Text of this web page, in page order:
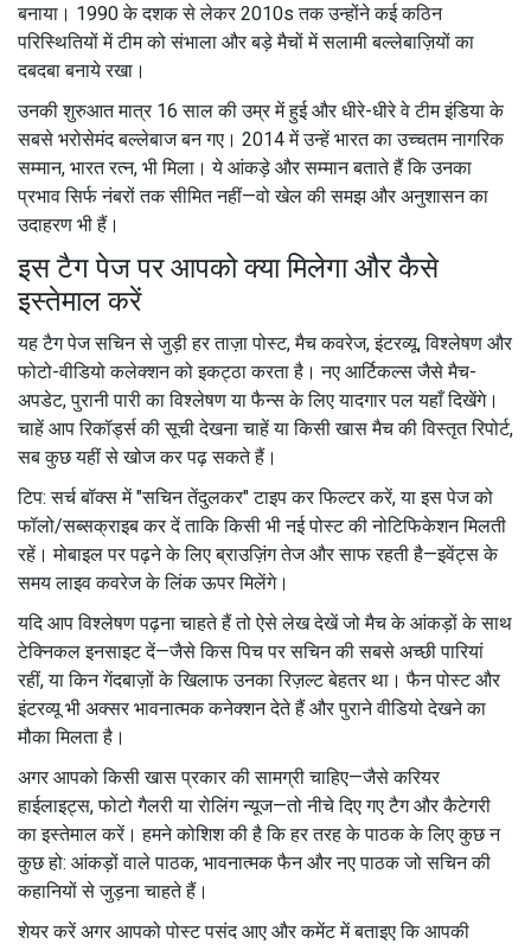
बनाया। 1990 के दशक से लेकर 2010s तक उन्होंने कई कठिन
परिस्थितियों में टीम को संभाला और बड़े मैचों में सलामी बल्लेबाज़ियों का
दबदबा बनाये रखा।
उनकी शुरुआत मात्र 16 साल की उम्र में हुई और धीरे-धीरे वे टीम इंडिया के
सबसे भरोसेमंद बल्लेबाज बन गए। 2014 में उन्हें भारत का उच्चतम नागरिक
सम्मान, भारत रत्न, भी मिला। ये आंकड़े और सम्मान बताते हैं कि उनका
प्रभाव सिर्फ नंबरों तक सीमित नहीं—वो खेल की समझ और अनुशासन का
उदाहरण भी हैं।
इस टैग पेज पर आपको क्या मिलेगा और कैसे
इस्तेमाल करें
यह टैग पेज सचिन से जुड़ी हर ताज़ा पोस्ट, मैच कवरेज, इंटरव्यू, विश्लेषण और
फोटो-वीडियो कलेक्शन को इकट्ठा करता है। नए आर्टिकल्स जैसे मैच-
अपडेट, पुरानी पारी का विश्लेषण या फैन्स के लिए यादगार पल यहाँ दिखेंगे।
चाहें आप रिकॉर्ड्स की सूची देखना चाहें या किसी खास मैच की विस्तृत रिपोर्ट,
सब कुछ यहीं से खोज कर पढ़ सकते हैं।
टिप: सर्च बॉक्स में "सचिन तेंदुलकर" टाइप कर फिल्टर करें, या इस पेज को
फॉलो/सब्सक्राइब कर दें ताकि किसी भी नई पोस्ट की नोटिफिकेशन मिलती
रहें। मोबाइल पर पढ़ने के लिए ब्राउज़िंग तेज और साफ रहती है—इवेंट्स के
समय लाइव कवरेज के लिंक ऊपर मिलेंगे।
यदि आप विश्लेषण पढ़ना चाहते हैं तो ऐसे लेख देखें जो मैच के आंकड़ों के साथ
टेक्निकल इनसाइट दें—जैसे किस पिच पर सचिन की सबसे अच्छी पारियां
रहीं, या किन गेंदबाज़ों के खिलाफ उनका रिज़ल्ट बेहतर था। फैन पोस्ट और
इंटरव्यू भी अक्सर भावनात्मक कनेक्शन देते हैं और पुराने वीडियो देखने का
मौका मिलता है।
अगर आपको किसी खास प्रकार की सामग्री चाहिए—जैसे करियर
हाईलाइट्स, फोटो गैलरी या रोलिंग न्यूज—तो नीचे दिए गए टैग और कैटेगरी
का इस्तेमाल करें। हमने कोशिश की है कि हर तरह के पाठक के लिए कुछ न
कुछ हो: आंकड़ों वाले पाठक, भावनात्मक फैन और नए पाठक जो सचिन की
कहानियों से जुड़ना चाहते हैं।
शेयर करें अगर आपको पोस्ट पसंद आए और कमेंट में बताइए कि आपकी